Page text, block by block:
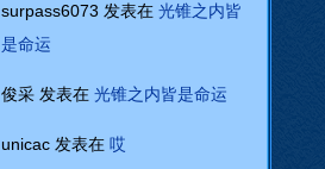
surpass6073 发表在 光锥之内皆
是命运
俊采 发表在 光锥之内皆是命运
unicac 发表在 哎